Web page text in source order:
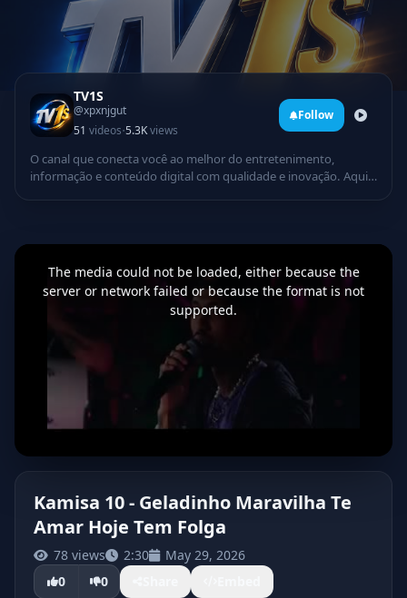
TV1S
@xpxnjgut
51 videos·5.3Kviews
Follow
O canal que conecta você ao melhor do entretenimento,
informação e conteúdo digital com qualidade e inovação. Aqui
levar uma experiência moderna, envolvente e cheia de energia
televisão digital! Ative as notificações e acompanhe tudo em
primeira mão
This
is
The media could not be loaded, either because the
server or network failed or because the format is not
supported.
Kamisa 10 - Geladinho Maravilha Te
Amar Hoje Tem Folga
78 views 2:30
May 29, 2026
0
0